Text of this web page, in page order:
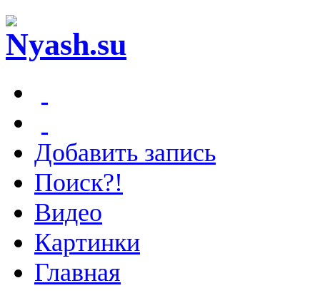
Добавить запись
Поиск?!
Видео
Картинки
Главная